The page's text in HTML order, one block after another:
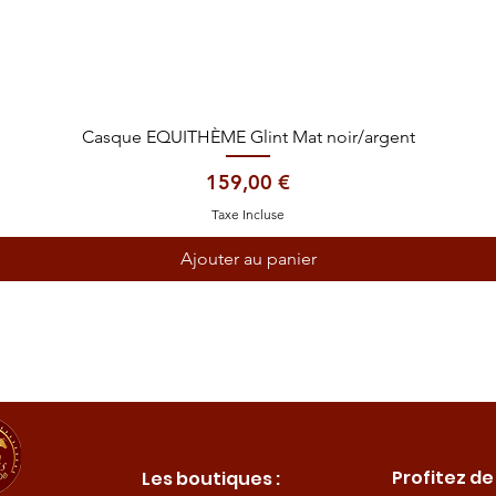
Aperçu rapide
Casque EQUITHÈME Glint Mat noir/argent
Prix
159,00 €
Taxe Incluse
Ajouter au panier
Les boutiques :
Profitez